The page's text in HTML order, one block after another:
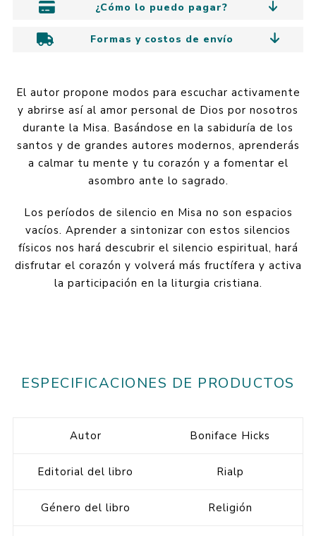
¿Cómo lo puedo pagar?
Formas y costos de envío
El autor propone modos para escuchar activamente
y abrirse así al amor personal de Dios por nosotros
durante la Misa. Basándose en la sabiduría de los
santos y de grandes autores modernos, aprenderás
a calmar tu mente y tu corazón y a fomentar el
asombro ante lo sagrado.
Los períodos de silencio en Misa no son espacios
vacíos. Aprender a sintonizar con estos silencios
físicos nos hará descubrir el silencio espiritual, hará
disfrutar el corazón y volverá más fructífera y activa
la participación en la liturgia cristiana.
ESPECIFICACIONES DE PRODUCTOS
Autor Boniface Hicks
Editorial del libro Rialp
Género del libro Religión